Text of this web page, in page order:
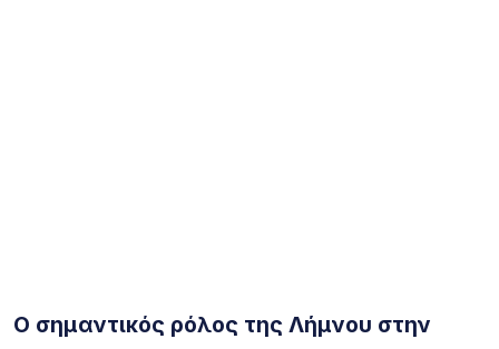
Ο σημαντικός ρόλος της Λήμνου στην